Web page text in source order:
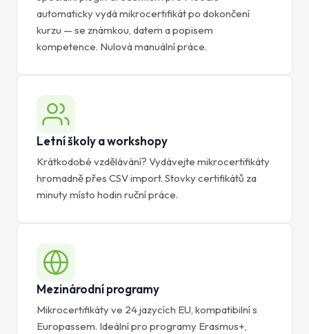
automaticky vydá mikrocertifikát po dokončení
kurzu — se známkou, datem a popisem
kompetence. Nulová manuální práce.
Letní školy a workshopy
Krátkodobé vzdělávání? Vydávejte mikrocertifikáty
hromadně přes CSV import. Stovky certifikátů za
minuty místo hodin ruční práce.
Mezinárodní programy
Mikrocertifikáty ve 24 jazycích EU, kompatibilní s
Europassem. Ideální pro programy Erasmus+,